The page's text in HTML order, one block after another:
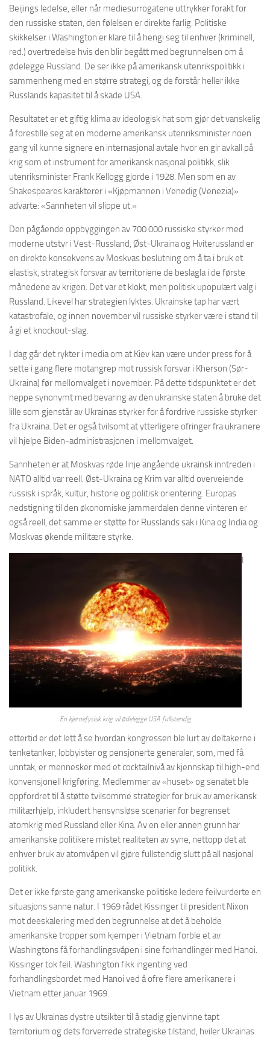
Beijings ledelse, eller når mediesurrogatene uttrykker forakt for
den russiske staten, den følelsen er direkte farlig. Politiske
skikkelser i Washington er klare til å hengi seg til enhver (kriminell,
red.) overtredelse hvis den blir begått med begrunnelsen om å
ødelegge Russland. De ser ikke på amerikansk utenrikspolitikk i
sammenheng med en større strategi, og de forstår heller ikke
Russlands kapasitet til å skade USA.
Resultatet er et giftig klima av ideologisk hat som gjør det vanskelig
å forestille seg at en moderne amerikansk utenriksminister noen
gang vil kunne signere en internasjonal avtale hvor en gir avkall på
krig som et instrument for amerikansk nasjonal politikk, slik
utenriksminister Frank Kellogg gjorde i 1928. Men som en av
Shakespeares karakterer i «Kjøpmannen i Venedig (Venezia)»
advarte: «Sannheten vil slippe ut.»
Den pågående oppbyggingen av 700 000 russiske styrker med
moderne utstyr i Vest-Russland, Øst-Ukraina og Hviterussland er
en direkte konsekvens av Moskvas beslutning om å ta i bruk et
elastisk, strategisk forsvar av territoriene de beslagla i de første
månedene av krigen. Det var et klokt, men politisk upopulært valg i
Russland. Likevel har strategien lyktes. Ukrainske tap har vært
katastrofale, og innen november vil russiske styrker være i stand til
å gi et knockout-slag.
I dag går det rykter i media om at Kiev kan være under press for å
sette i gang flere motangrep mot russisk forsvar i Kherson (Sør-
Ukraina) før mellomvalget i november. På dette tidspunktet er det
neppe synonymt med bevaring av den ukrainske staten å bruke det
lille som gjenstår av Ukrainas styrker for å fordrive russiske styrker
fra Ukraina. Det er også tvilsomt at ytterligere ofringer fra ukrainere
vil hjelpe Biden-administrasjonen i mellomvalget.
Sannheten er at Moskvas røde linje angående ukrainsk inntreden i
NATO alltid var reell. Øst-Ukraina og Krim var alltid overveiende
russisk i språk, kultur, historie og politisk orientering. Europas
nedstigning til den økonomiske jammerdalen denne vinteren er
også reell, det samme er støtte for Russlands sak i Kina og India og
Moskvas økende militære styrke.
En kjernefysisk krig vil ødelegge USA fullstendig
I
ettertid er det lett å se hvordan kongressen ble lurt av deltakerne i
tenketanker, lobbyister og pensjonerte generaler, som, med få
unntak, er mennesker med et cocktailnivå av kjennskap til high-end
konvensjonell krigføring. Medlemmer av «huset» og senatet ble
oppfordret til å støtte tvilsomme strategier for bruk av amerikansk
militærhjelp, inkludert hensynsløse scenarier for begrenset
atomkrig med Russland eller Kina. Av en eller annen grunn har
amerikanske politikere mistet realiteten av syne, nettopp det at
enhver bruk av atomvåpen vil gjøre fullstendig slutt på all nasjonal
politikk.
Det er ikke første gang amerikanske politiske ledere feilvurderte en
situasjons sanne natur. I 1969 rådet Kissinger til president Nixon
mot deeskalering med den begrunnelse at det å beholde
amerikanske tropper som kjemper i Vietnam forble et av
Washingtons få forhandlingsvåpen i sine forhandlinger med Hanoi.
Kissinger tok feil. Washington fikk ingenting ved
forhandlingsbordet med Hanoi ved å ofre flere amerikanere i
Vietnam etter januar 1969.
I lys av Ukrainas dystre utsikter til å stadig gjenvinne tapt
territorium og dets forverrede strategiske tilstand, hviler Ukrainas